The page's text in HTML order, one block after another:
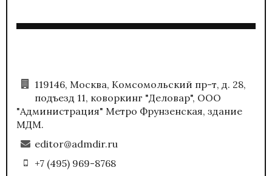
119146, Москва, Комсомольский пр-т, д. 28,
подъезд 11, коворкинг "Деловар", ООО
"Администрация" Метро Фрунзенская, здание
МДМ.
editor@admdir.ru
+7 (495) 969-8768